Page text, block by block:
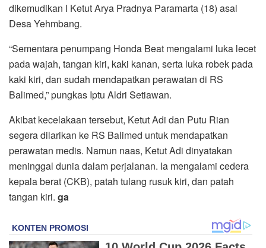
dikemudikan I Ketut Arya Pradnya Paramarta (18) asal
Desa Yehmbang.
“Sementara penumpang Honda Beat mengalami luka lecet
pada wajah, tangan kiri, kaki kanan, serta luka robek pada
kaki kiri, dan sudah mendapatkan perawatan di RS
Balimed,” pungkas Iptu Aldri Setiawan.
Akibat kecelakaan tersebut, Ketut Adi dan Putu Rian
segera dilarikan ke RS Balimed untuk mendapatkan
perawatan medis. Namun naas, Ketut Adi dinyatakan
meninggal dunia dalam perjalanan. Ia mengalami cedera
kepala berat (CKB), patah tulang rusuk kiri, dan patah
tangan kiri. ga